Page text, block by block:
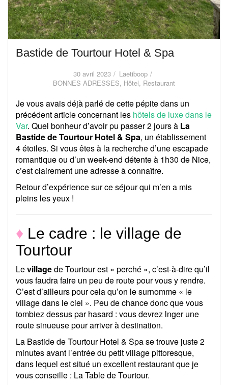
Bastide de Tourtour Hotel & Spa
30 avril 2023
Laetiboop
BONNES ADRESSES, Hôtel, Restaurant
Je vous avais déjà parlé de cette pépite dans un
précédent article concernant les hôtels de luxe dans le
Var. Quel bonheur d’avoir pu passer 2 jours à La
Bastide de Tourtour Hotel & Spa, un établissement
4 étoiles. Si vous êtes à la recherche d’une escapade
romantique ou d’un week-end détente à 1h30 de Nice,
c’est clairement une adresse à connaître.
Retour d’expérience sur ce séjour qui m’en a mis
pleins les yeux !
♦ Le cadre : le village de
Tourtour
Levillagede Tourtour est « perché », c’est-à-dire qu’il
vous faudra faire un peu de route pour vous y rendre.
C’est d’ailleurs pour cela qu’on le surnomme « le
village dans le ciel ». Peu de chance donc que vous
tombiez dessus par hasard : vous devrez lnger une
route sinueuse pour arriver à destination.
La Bastide de Tourtour Hotel & Spa se trouve juste 2
minutes avant l’entrée du petit village pittoresque,
dans lequel est situé un excellent restaurant que je
vous conseille : La Table de Tourtour.